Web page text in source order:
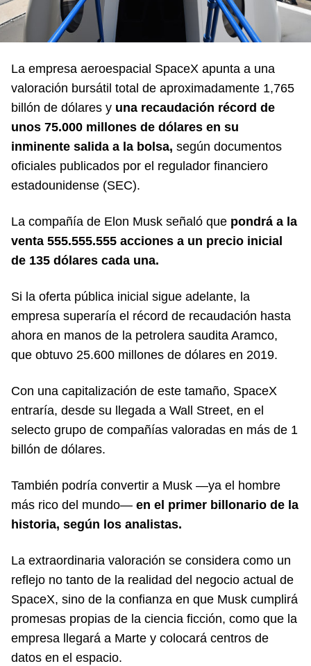
La empresa aeroespacial SpaceX apunta a una
valoración bursátil total de aproximadamente 1,765
billón de dólares y una recaudación récord de
unos 75.000 millones de dólares en su
inminente salida a la bolsa, según documentos
oficiales publicados por el regulador financiero
estadounidense (SEC).
La compañía de Elon Musk señaló que pondrá a la
venta 555.555.555 acciones a un precio inicial
de 135 dólares cada una.
Si la oferta pública inicial sigue adelante, la
empresa superaría el récord de recaudación hasta
ahora en manos de la petrolera saudita Aramco,
que obtuvo 25.600 millones de dólares en 2019.
Con una capitalización de este tamaño, SpaceX
entraría, desde su llegada a Wall Street, en el
selecto grupo de compañías valoradas en más de 1
billón de dólares.
También podría convertir a Musk —ya el hombre
más rico del mundo— en el primer billonario de la
historia, según los analistas.
La extraordinaria valoración se considera como un
reflejo no tanto de la realidad del negocio actual de
SpaceX, sino de la confianza en que Musk cumplirá
promesas propias de la ciencia ficción, como que la
empresa llegará a Marte y colocará centros de
datos en el espacio.